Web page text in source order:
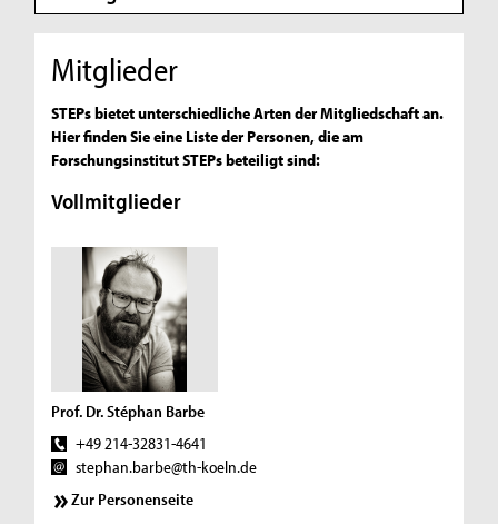
Mitglieder
STEPs bietet unterschiedliche Arten der Mitgliedschaft an.
Hier finden Sie eine Liste der Personen, die am
Forschungsinstitut STEPs beteiligt sind:
Vollmitglieder
Prof. Dr. Stéphan Barbe
+49 214-32831-4641
stephan.barbe@th-koeln.de
Zur Personenseite